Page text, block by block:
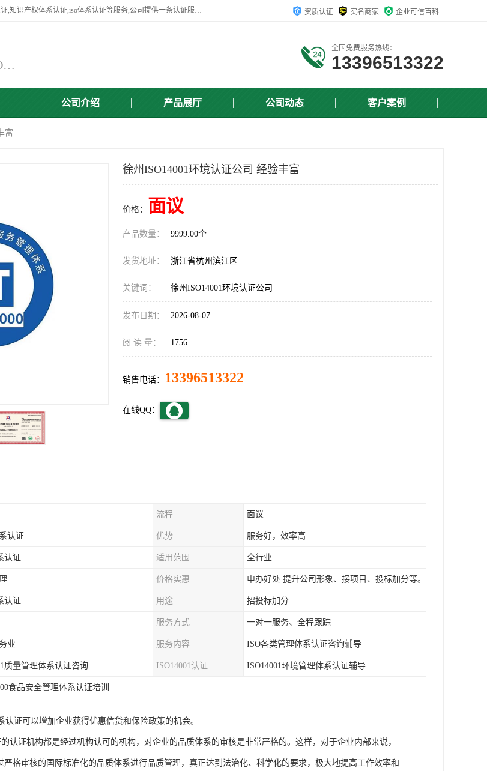
杭州贝安企业管理有限公司竭诚为广大企业客户提供:45001认证,商品售后服务认证,CE认证,知识产权体系认证,iso体系认证等服务,公司提供一条认证服务,方便快捷. 资质认证 实名商家 企业可信百科
主营：ISO9001认证、ISO14001认证、ISO认证、ISO22000认证、ISO/TS16949认证,FSC森林认证
全国免费服务热线：
13396513322
公司介绍 产品展厅 公司动态 客户案例
富
徐州ISO14001环境认证公司 经验丰富
价格： 面议
产品数量： 9999.00个
发货地址： 浙江省杭州滨江区
关键词： 徐州ISO14001环境认证公司
发布日期： 2026-08-07
阅 读 量： 1756
销售电话： 13396513322
在线QQ：
流程 面议
认证 优势 服务好，效率高
认证 适用范围 全行业
价格实惠 申办好处 提升公司形象、接项目、投标加分等。
认证 用途 招投标加分
服务方式 一对一服务、全程跟踪
业 服务内容 ISO各类管理体系认证咨询辅导
质量管理体系认证咨询 ISO14001认证 ISO14001环境管理体系认证辅导
食品安全管理体系认证培训
认证可以增加企业获得优惠信贷和保险政策的机会。
认证机构都是经过机构认可的机构，对企业的品质体系的审核是非常严格的。这样，对于企业内部来说，
严格审核的国际标准化的品质体系进行品质管理，真正达到法治化、科学化的要求，极大地提高工作效率和